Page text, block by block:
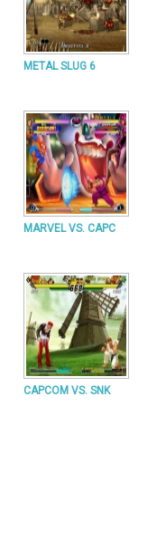
METAL SLUG 6
MARVEL VS. CAPC
CAPCOM VS. SNK